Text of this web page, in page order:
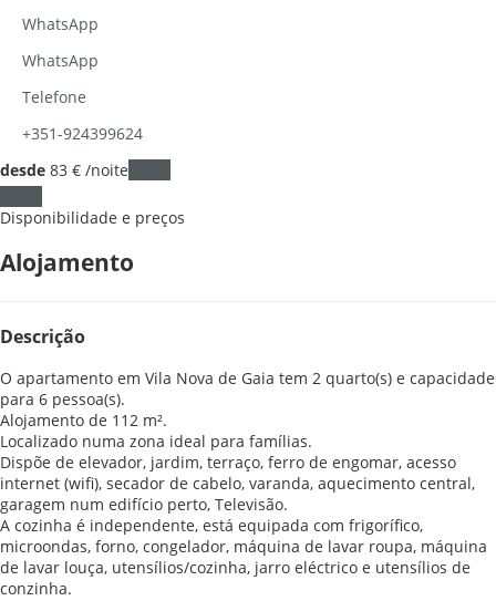
WhatsApp
WhatsApp
Telefone
+351-924399624
desde 83 € /noite
Disponibilidade e preços
Alojamento
Descrição
O apartamento em Vila Nova de Gaia tem 2 quarto(s) e capacidade
para 6 pessoa(s).
Alojamento de 112 m².
Localizado numa zona ideal para famílias.
Dispõe de elevador, jardim, terraço, ferro de engomar, acesso
internet (wifi), secador de cabelo, varanda, aquecimento central,
garagem num edifício perto, Televisão.
A cozinha é independente, está equipada com frigorífico,
microondas, forno, congelador, máquina de lavar roupa, máquina
de lavar louça, utensílios/cozinha, jarro eléctrico e utensílios de
conzinha.